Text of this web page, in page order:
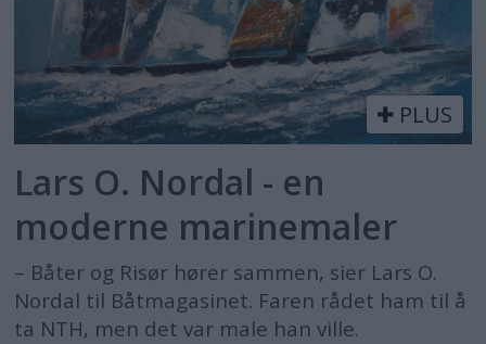
PLUS
Lars O. Nordal - en
moderne marinemaler
– Båter og Risør hører sammen, sier Lars O.
Nordal til Båtmagasinet. Faren rådet ham til å
ta NTH, men det var male han ville.